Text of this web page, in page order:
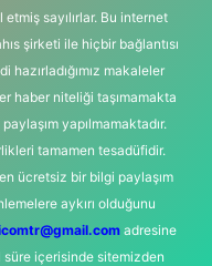
sayılırlar. Bu internet
şirketi ile hiçbir bağlantısı
hazırladığımız makaleler
haber niteliği taşımamakta
yapılmamaktadır.
tamamen tesadüfidir.
ücretsiz bir bilgi paylaşım
aykırı olduğunu
adresine
içerisinde sitemizden